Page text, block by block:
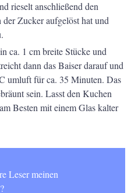
rieselt anschließend den
Zucker aufgelöst hat und
ca. 1 cm breite Stücke und
dann das Baiser darauf und
umluft für ca. 35 Minuten. Das
sein. Lasst den Kuchen
Besten mit einem Glas kalter